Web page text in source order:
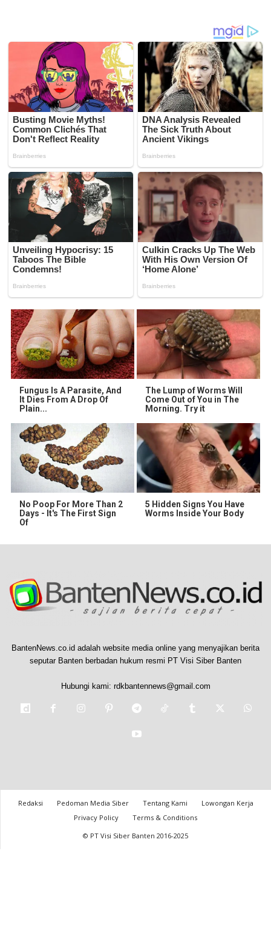
Fungus Is A Parasite, And
It Dies From A Drop Of
Plain...
The Lump of Worms Will
Come Out of You in The
Morning. Try it
No Poop For More Than 2
Days - It's The First Sign
Of
5 Hidden Signs You Have
Worms Inside Your Body
BantenNews.co.id adalah website media online yang menyajikan berita
seputar Banten berbadan hukum resmi PT Visi Siber Banten
Hubungi kami: rdkbantennews@gmail.com
Redaksi Pedoman Media Siber Tentang Kami
Lowongan Kerja
Privacy Policy
Terms & Conditions
© PT Visi Siber Banten 2016-2025